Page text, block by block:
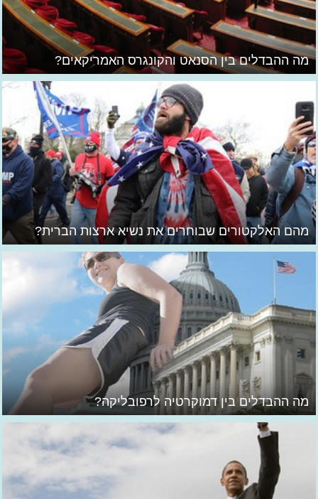
מה ההבדלים בין הסנאט והקונגרס האמריקאים?
מהם האלקטורים שבוחרים את נשיא ארצות הברית?
מה ההבדלים בין דמוקרטיה לרפובליקה?